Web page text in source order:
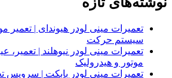
تعمیرات مینی لودر هیوندای | تعمیر
سیستم حرکت
تعمیرات مینی لودر نیوهلند | تعمیر،
موتور و هیدرولیک
تعمیرات مینی لودر بابکت | سرویس